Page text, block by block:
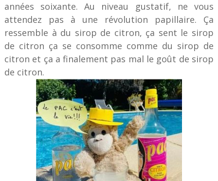
années soixante. Au niveau gustatif, ne vous
attendez pas à une révolution papillaire. Ça
ressemble à du sirop de citron, ça sent le sirop
de citron ça se consomme comme du sirop de
citron et ça a finalement pas mal le goût de sirop
de citron.